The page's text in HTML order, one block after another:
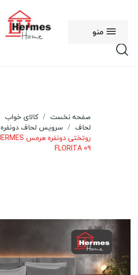
منو
صفحه نخست کالای خواب
لحاف
سرویس لحاف دونفره
FLORITA 09